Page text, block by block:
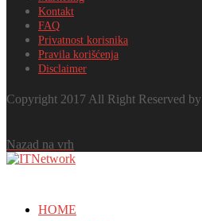
Kontakt
FAQ
Privatnost korisnika
Pravila korišćenja
Disclaimer
Copyright 2017 All Right Reserved by
Nazad na vrh
HOME